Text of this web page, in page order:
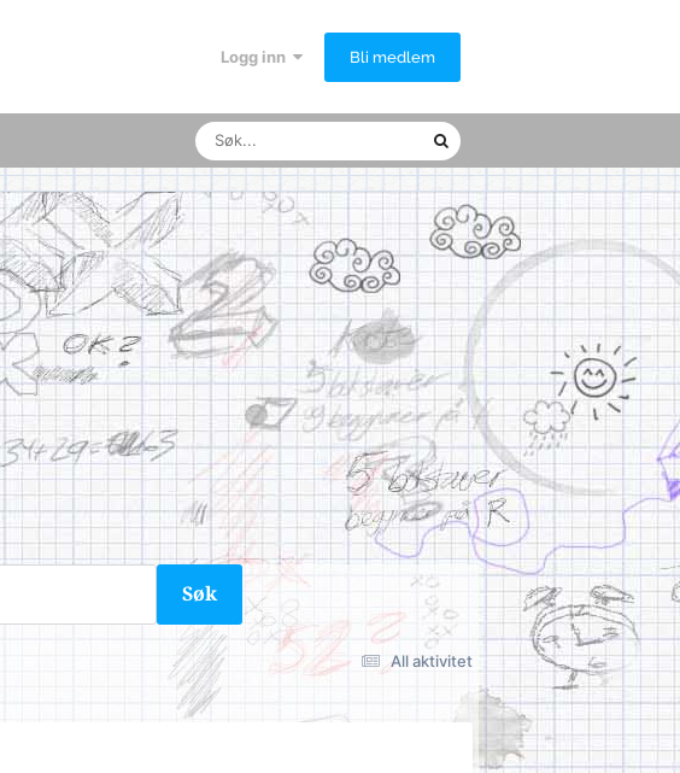
Logg inn Bli medlem
Søk
All aktivitet